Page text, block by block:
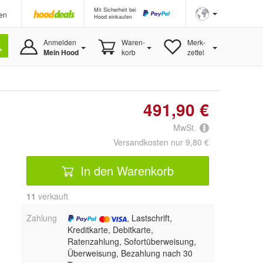
Mit Sicherheit bei
Hood einkaufen
Anmelden
Mein Hood
Waren-
korb
Merk-
zettel
491,90 €
MwSt.
Versandkosten nur 9,80 €
In den Warenkorb
11 verkauft
Zahlung
, Lastschrift,
Kreditkarte, Debitkarte,
Ratenzahlung, Sofortüberweisung,
Überweisung, Bezahlung nach 30